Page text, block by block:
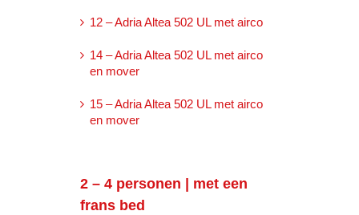
12 – Adria Altea 502 UL met airco
14 – Adria Altea 502 UL met airco
en mover
15 – Adria Altea 502 UL met airco
en mover
2 – 4 personen | met een
frans bed